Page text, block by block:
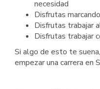
necesidad
Disfrutas
Disfrutas trabajar
Disfrutas trabajar
Si algo de esto te
empezar una carrera en